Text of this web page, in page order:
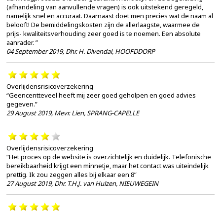
(afhandeling van aanvullende vragen) is ook uitstekend geregeld,
namelijk snel en accuraat. Daarnaast doet men precies wat de naam al
belooft! De bemiddelingskosten zijn de allerlaagste, waarmee de
prijs- kwaliteitsverhouding zeer goed is te noemen. Een absolute
aanrader. ”
04 September 2019, Dhr. H. Divendal, HOOFDDORP
Overlijdensrisicoverzekering
“Geencentteveel heeft mij zeer goed geholpen en goed advies
gegeven.”
29 August 2019, Mevr. Lien, SPRANG-CAPELLE
Overlijdensrisicoverzekering
“Het proces op de website is overzichtelijk en duidelijk. Telefonische
bereikbaarheid krijgt een minnetje, maar het contact was uiteindelijk
prettig. Ik zou zeggen alles bij elkaar een 8”
27 August 2019, Dhr. T.H.J. van Hulzen, NIEUWEGEIN